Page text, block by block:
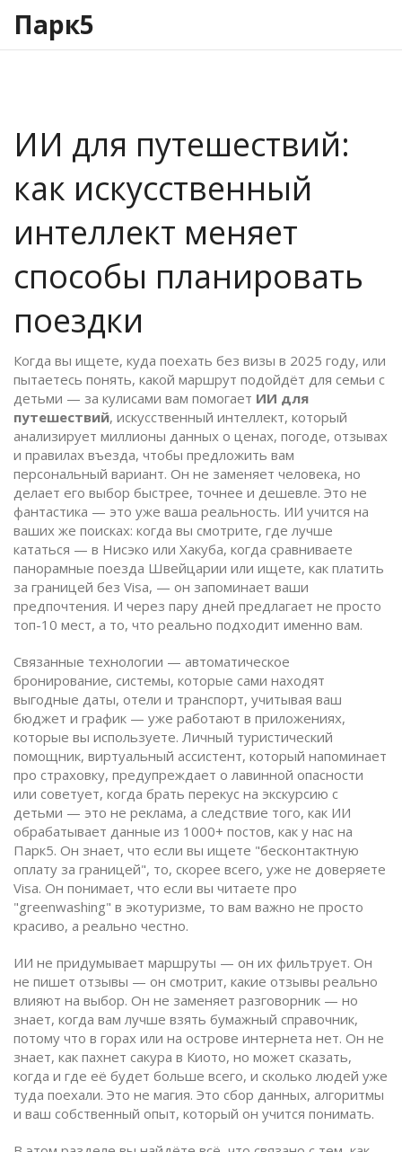
Парк5
ИИ для путешествий:
как искусственный
интеллект меняет
способы планировать
поездки
Когда вы ищете, куда поехать без визы в 2025 году, или
пытаетесь понять, какой маршрут подойдёт для семьи с
детьми — за кулисами вам помогает ИИ для
путешествий, искусственный интеллект, который
анализирует миллионы данных о ценах, погоде, отзывах
и правилах въезда, чтобы предложить вам
персональный вариант. Он не заменяет человека, но
делает его выбор быстрее, точнее и дешевле. Это не
фантастика — это уже ваша реальность. ИИ учится на
ваших же поисках: когда вы смотрите, где лучше
кататься — в Нисэко или Хакуба, когда сравниваете
панорамные поезда Швейцарии или ищете, как платить
за границей без Visa, — он запоминает ваши
предпочтения. И через пару дней предлагает не просто
топ-10 мест, а то, что реально подходит именно вам.
Связанные технологии — автоматическое
бронирование, системы, которые сами находят
выгодные даты, отели и транспорт, учитывая ваш
бюджет и график — уже работают в приложениях,
которые вы используете. Личный туристический
помощник, виртуальный ассистент, который напоминает
про страховку, предупреждает о лавинной опасности
или советует, когда брать перекус на экскурсию с
детьми — это не реклама, а следствие того, как ИИ
обрабатывает данные из 1000+ постов, как у нас на
Парк5. Он знает, что если вы ищете "бесконтактную
оплату за границей", то, скорее всего, уже не доверяете
Visa. Он понимает, что если вы читаете про
"greenwashing" в экотуризме, то вам важно не просто
красиво, а реально честно.
ИИ не придумывает маршруты — он их фильтрует. Он
не пишет отзывы — он смотрит, какие отзывы реально
влияют на выбор. Он не заменяет разговорник — но
знает, когда вам лучше взять бумажный справочник,
потому что в горах или на острове интернета нет. Он не
знает, как пахнет сакура в Киото, но может сказать,
когда и где её будет больше всего, и сколько людей уже
туда поехали. Это не магия. Это сбор данных, алгоритмы
и ваш собственный опыт, который он учится понимать.